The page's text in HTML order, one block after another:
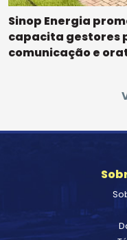
Sinop Energia
capacita gestores
comunicação e